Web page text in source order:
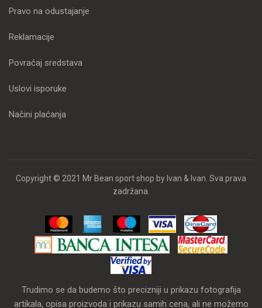
Pravo na odustajanje
Reklamacije
Povraćaj sredstava
Uslovi isporuke
Načini plaćanja
Copyright © 2021 Mr Bean sport shop by Ivan & Ivan. Sva prava
zadržana.
Trudimo se da budemo što precizniji u prikazu fotografija
artikala, opisa proizvoda i prikazu samih cena, ali ne možemo